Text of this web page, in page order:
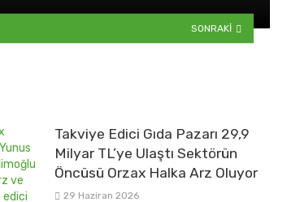
SONRAKI
Takviye Edici Gıda Pazarı 29,9
Milyar TL’ye Ulaştı Sektörün
Öncüsü Orzax Halka Arz Oluyor
29 Haziran 2026